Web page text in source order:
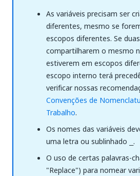
As variáveis precisam ser
diferentes, mesmo se
escopos diferentes. Se
compartilharem o mesmo
estiverem em escopos
escopo interno terá
verificar nossas
Convenções de
Trabalho.
Os nomes das variáveis
uma letra ou sublinhado
.
O uso de certas palavras-
"Replace") para nomear